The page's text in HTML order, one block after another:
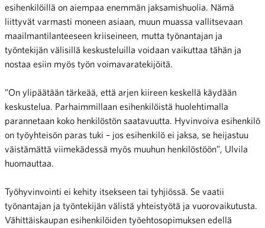
esihenkilöillä on aiempaa enemmän jaksamishuolia. Nämä
liittyvät varmasti moneen asiaan, muun muassa vallitsevaan
maailmantilanteeseen kriiseineen, mutta työnantajan ja
työntekijän välisillä keskusteluilla voidaan vaikuttaa tähän ja
nostaa esiin myös työn voimavaratekijöitä.
”On ylipäätään tärkeää, että arjen kiireen keskellä käydään
keskustelua. Parhaimmillaan esihenkilöistä huolehtimalla
parannetaan koko henkilöstön saatavuutta. Hyvinvoiva esihenkilö
on työyhteisön paras tuki – jos esihenkilö ei jaksa, se heijastuu
väistämättä viimekädessä myös muuhun henkilöstöön”, Ulvila
huomauttaa.
Työhyvinvointi ei kehity itsekseen tai tyhjiössä. Se vaatii
työnantajan ja työntekijän välistä yhteistyötä ja vuorovaikutusta.
Vähittäiskaupan esihenkilöiden työehtosopimuksen edellä